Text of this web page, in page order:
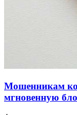
Мошенникам
мгновенную